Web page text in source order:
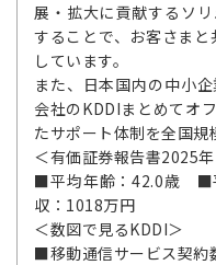
展・拡大に貢献するソ
することで、お客さま
しています。
また、日本国内の中小
会社のKDDIまとめてオ
たサポート体制を全国規
＜有価証券報告書2025
■平均年齢：42.0歳 ■
収：1018万円
＜数図で見るKDDI＞
■移動通信サービス契約